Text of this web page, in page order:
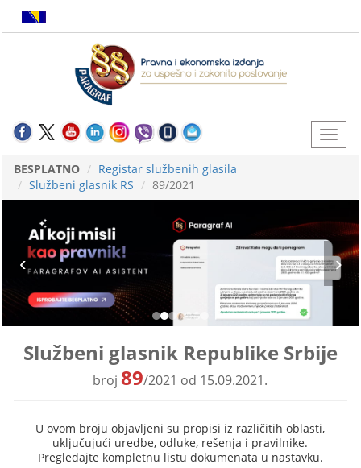
BESPLATNO
Registar službenih glasila
Službeni glasnik RS
89/2021
Službeni glasnik Republike Srbije
broj89/2021 od 15.09.2021.
U ovom broju objavljeni su propisi iz različitih oblasti,
uključujući uredbe, odluke, rešenja i pravilnike.
Pregledajte kompletnu listu dokumenata u nastavku.